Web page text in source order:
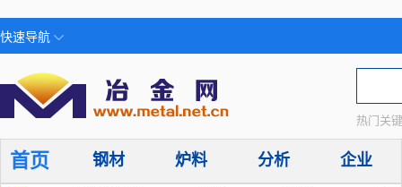
快速导航
热门关
首页 钢材 炉料 分析 企业